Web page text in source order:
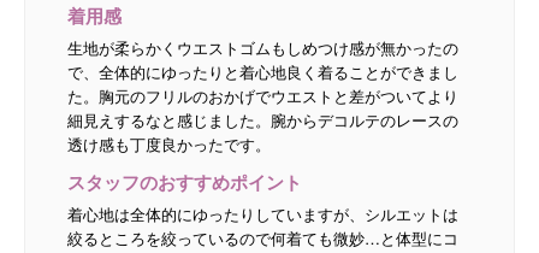
着用感
生地が柔らかくウエストゴムもしめつけ感が無かったの
で、全体的にゆったりと着心地良く着ることができまし
た。胸元のフリルのおかげでウエストと差がついてより
細見えするなと感じました。腕からデコルテのレースの
透け感も丁度良かったです。
スタッフのおすすめポイント
着心地は全体的にゆったりしていますが、シルエットは
絞るところを絞っているので何着ても微妙…と体型にコ